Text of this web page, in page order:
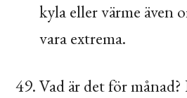
kyla eller värme även
vara extrema.
Vad är det för